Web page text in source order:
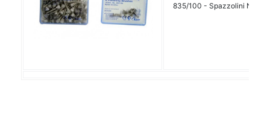
835/100 - Spazzolini Nylon